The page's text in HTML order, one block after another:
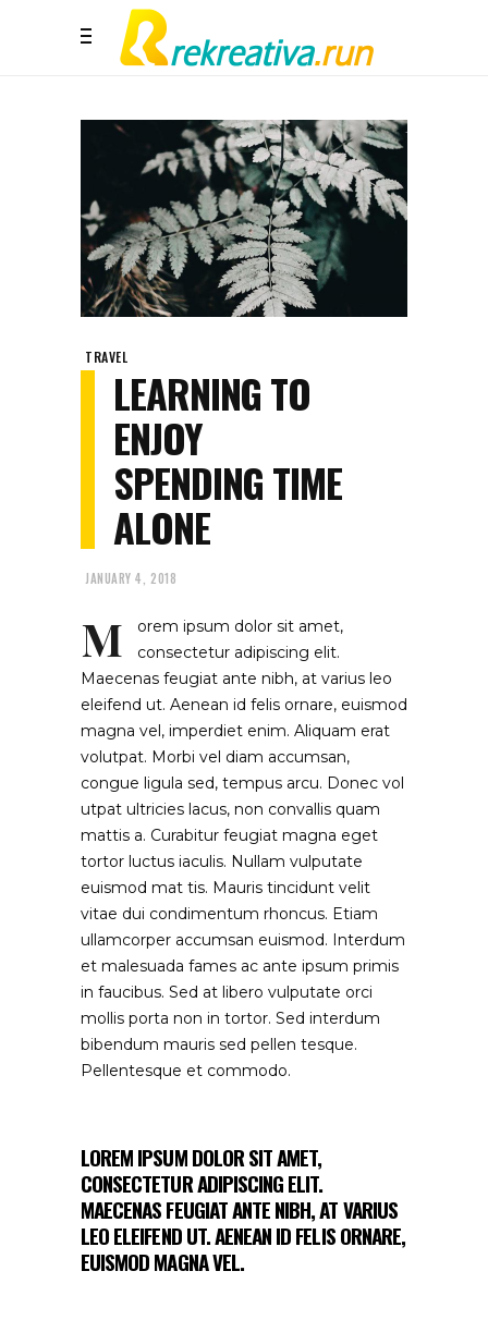
TRAVEL
LEARNING TO
ENJOY
SPENDING TIME
ALONE
JANUARY 4, 2018
M
orem ipsum dolor sit amet,
consectetur adipiscing elit.
Maecenas feugiat ante nibh, at varius leo
eleifend ut. Aenean id felis ornare, euismod
magna vel, imperdiet enim. Aliquam erat
volutpat. Morbi vel diam accumsan,
congue ligula sed, tempus arcu. Donec vol
utpat ultricies lacus, non convallis quam
mattis a. Curabitur feugiat magna eget
tortor luctus iaculis. Nullam vulputate
euismod mat tis. Mauris tincidunt velit
vitae dui condimentum rhoncus. Etiam
ullamcorper accumsan euismod. Interdum
et malesuada fames ac ante ipsum primis
in faucibus. Sed at libero vulputate orci
mollis porta non in tortor. Sed interdum
bibendum mauris sed pellen tesque.
Pellentesque et commodo.
LOREM IPSUM DOLOR SIT AMET,
CONSECTETUR ADIPISCING ELIT.
MAECENAS FEUGIAT ANTE NIBH, AT VARIUS
LEO ELEIFEND UT. AENEAN ID FELIS ORNARE,
EUISMOD MAGNA VEL.